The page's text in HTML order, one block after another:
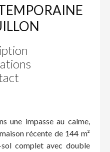
une impasse au calme,
récente de 144 m²
complet avec double